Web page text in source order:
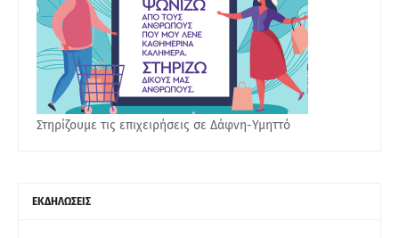
Στηρίζουμε τις επιχειρήσεις σε Δάφνη-Υμηττό
ΕΚΔΗΛΩΣΕΙΣ